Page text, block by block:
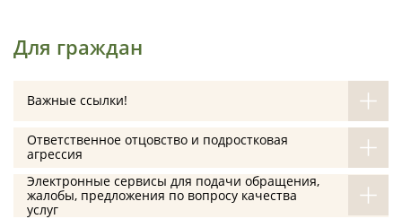
Для граждан
Важные ссылки!
Ответственное отцовство и подростковая
агрессия
Электронные сервисы для подачи обращения,
жалобы, предложения по вопросу качества
услуг